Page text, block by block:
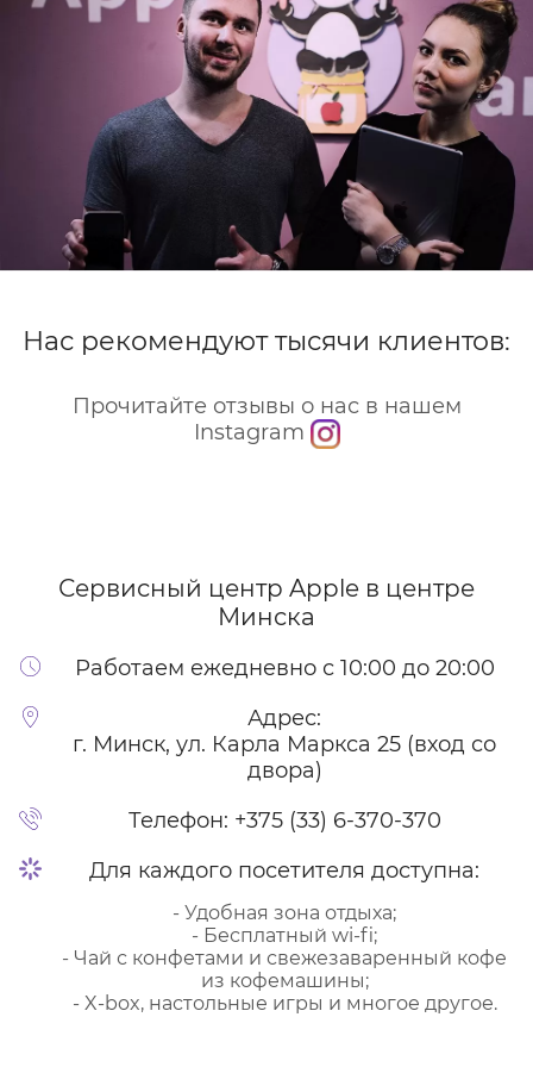
4. Оптимизированная зарядка
Функция в iOS, которая изучает ваши привычки.
Если вы обычно ставите телефон на зарядку на
ночь, iPhone зарядит его до 80%, а завершит
зарядку до 100% прямо перед вашим
пробуждением. Это продлевает жизнь батареи, так
как она не проводит несколько часов подряд в
состоянии 100% заряда, что для литий-ионных
аккумуляторов является стрессовым фактором.
и емкость
при поиске замены.
Когда нужна замена
Айфон стал быстро разряжаться – меньше, чем
за сутки.
устройству.
телефону.
Причины поломки акб айфона:
80% случаев).
Каждый литий-ионный аккумулятор — это
расходный материал. Его емкость неумолимо
снижается с каждой зарядкой. Химический состав
внутри деградирует.
Признаки:
Телефон быстро разряжается, хотя раньше
работал дольше.
Нас рекомендуют тысячи клиентов:
Прочитайте отзывы о нас в нашем
Instagram
Сервисный центр Apple в центре
Минска
Работаем ежедневно с 10:00 до 20:00
Адрес:
г. Минск, ул. Карла Маркса 25 (вход со
двора)
Телефон: +375 (33) 6-370-370
Для каждого посетителя доступна:
- Удобная зона отдыха;
- Бесплатный wi-fi;
- Чай с конфетами и свежезаваренный кофе
из кофемашины;
- X-box, настольные игры и многое другое.